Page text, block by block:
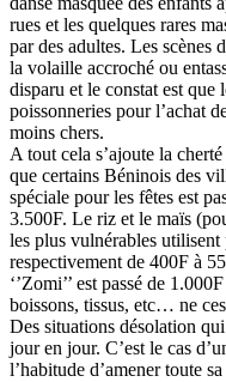
rues et les quelques rares
par des adultes. Les scènes
la volaille accroché ou
disparu et le constat est que
poissonneries pour l’achat
moins chers.
A tout cela s’ajoute la
que certains Béninois des
spéciale pour les fêtes est
3.500F. Le riz et le maïs
les plus vulnérables utilisent
respectivement de 400F à
‘’Zomi’’ est passé de
boissons, tissus, etc… ne
Des situations désolation
jour en jour. C’est le cas
l’habitude d’amener toute